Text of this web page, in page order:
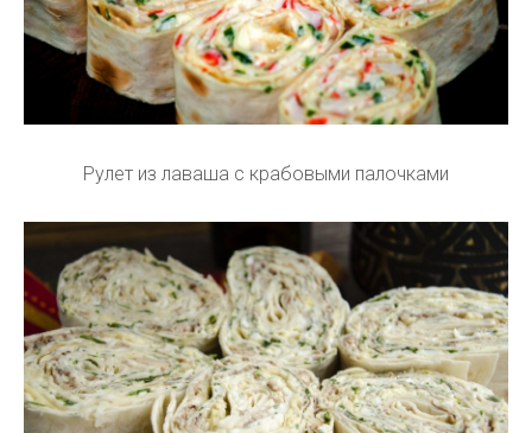
Рулет из лаваша с крабовыми палочками